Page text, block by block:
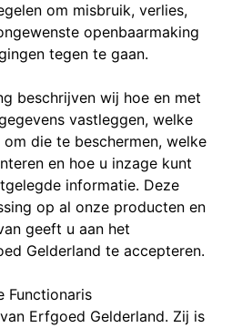
om misbruik, verlies,
openbaarmaking
tegen te gaan.
beschrijven wij hoe en met
vastleggen, welke
die te beschermen, welke
en hoe u inzage kunt
informatie. Deze
op al onze producten en
geeft u aan het
Gelderland te accepteren.
Functionaris
Erfgoed Gelderland. Zij is